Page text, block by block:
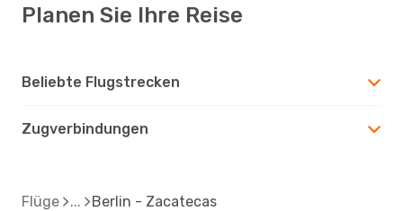
Planen Sie Ihre Reise
Beliebte Flugstrecken
Zugverbindungen
Flüge Berlin - Zacatecas